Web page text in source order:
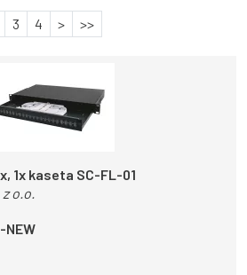
3 4 > >>
1x kaseta SC-FL-01
o.o.
NEW